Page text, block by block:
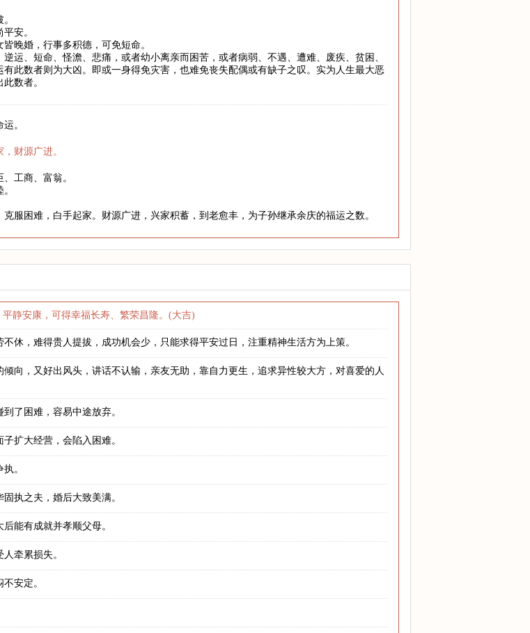
安。
晚婚，行事多积德，可免短命。
运、短命、怪澹、悲痛，或者幼小离亲而困苦，或者病弱、不遇、遭难、废疾、贫困、
此数者则为大凶。即或一身得免灾害，也难免丧失配偶或有缺子之叹。实为人生最大恶
数者。
。
财源广进。
工商、富翁。
服困难，白手起家。财源广进，兴家积蓄，到老愈丰，为子孙继承余庆的福运之数。
静安康，可得幸福长寿、繁荣昌隆。(大吉)
休，难得贵人提拔，成功机会少，只能求得平安过日，注重精神生活方为上策。
向，又好出风头，讲话不认输，亲友无助，靠自力更生，追求异性较大方，对喜爱的人
了困难，容易中途放弃。
扩大经营，会陷入困难。
。
执之夫，婚后大致美满。
能有成就并孝顺父母。
牵累损失。
安定。